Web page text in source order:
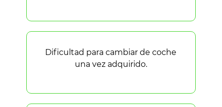
Dificultad para cambiar de coche
una vez adquirido.